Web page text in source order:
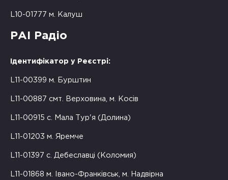
L10-01777 м. Калуш
РАІ Радіо
Ідентифікатор у Реєстрі:
L11-00399 м. Бурштин
L11-00887 смт. Верховина, м. Косів
L11-00915 с. Мала Тур'я (Долина)
L11-01203 м. Яремче
L11-01397 с. Дебеславці (Коломия)
L11-01868 м. Івано-Франківськ, м. Надвірна